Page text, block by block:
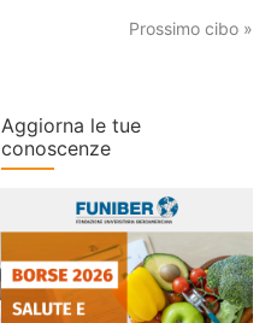
Prossimo cibo »
Aggiorna le tue
conoscenze